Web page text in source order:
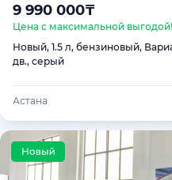
9 990 000₸
Цена с максимальной выгодой!
Новый, 1.5 л, бензиновый,
дв., серый
Астана